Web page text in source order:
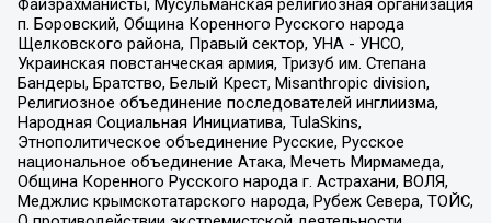
Файзрахманисты, Мусульманская религиозная организация
п. Боровский, Община Коренного Русского народа
Щелковского района, Правый сектор, УНА - УНСО,
Украинская повстанческая армия, Тризуб им. Степана
Бандеры, Братство, Белый Крест, Misanthropic division,
Религиозное объединение последователей инглиизма,
Народная Социальная Инициатива, TulaSkins,
Этнополитическое объединение Русские, Русское
национальное объединение Атака, Мечеть Мирмамеда,
Община Коренного Русского народа г. Астрахани, ВОЛЯ,
Меджлис крымскотатарского народа, Рубеж Севера, ТОЙС,